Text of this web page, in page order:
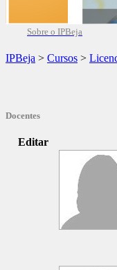
Sobre o IPBeja
IPBeja > Cursos >
Docentes
Editar